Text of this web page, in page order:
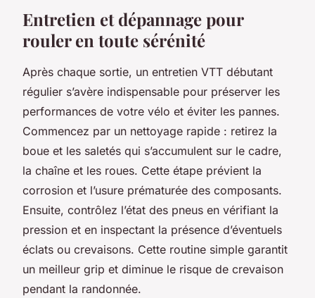
Entretien et dépannage pour
rouler en toute sérénité
Après chaque sortie, un entretien VTT débutant
régulier s’avère indispensable pour préserver les
performances de votre vélo et éviter les pannes.
Commencez par un nettoyage rapide : retirez la
boue et les saletés qui s’accumulent sur le cadre,
la chaîne et les roues. Cette étape prévient la
corrosion et l’usure prématurée des composants.
Ensuite, contrôlez l’état des pneus en vérifiant la
pression et en inspectant la présence d’éventuels
éclats ou crevaisons. Cette routine simple garantit
un meilleur grip et diminue le risque de crevaison
pendant la randonnée.